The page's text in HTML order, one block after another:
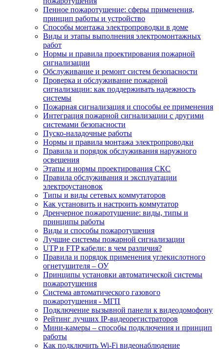
Пенное пожаротушение: сферы применения,
принцип работы и устройство
Способы монтажа электропроводки в доме
Виды и этапы выполнения электромонтажных
работ
Нормы и правила проектирования пожарной
сигнализации
Обслуживание и ремонт систем безопасности
Проверка и обслуживание пожарной
сигнализации: как поддерживать надежность
системы
Пожарная сигнализация и способы ее применения
Интеграция пожарной сигнализации с другими
системами безопасности
Пуско-наладочные работы
Нормы и правила монтажа электропроводки
Правила и порядок обслуживания наружного
освещения
Этапы и нормы проектирования СКС
Правила обслуживания и эксплуатации
электроустановок
Типы и виды сетевых коммутаторов
Как установить и настроить коммутатор
Дренчерное пожаротушение: виды, типы и
принципы работы
Виды и способы пожаротушения
Лучшие системы пожарной сигнализации
UTP и FTP кабели: в чем различия?
Правила и порядок применения углекислотного
огнетушителя – ОУ
Принципы установки автоматической системы
пожаротушения
Система автоматического газового
пожаротушения - МГП
Подключение вызывной панели к видеодомофону
Рейтинг лучших IP-видеорегистраторов
Мини-камеры – способы подключения и принцип
работы
Как подключить Wi-Fi видеонаблюдение